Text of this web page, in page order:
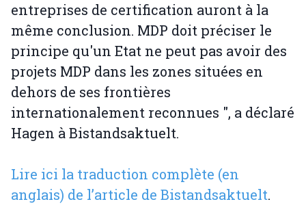
entreprises de certification auront à la
même conclusion. MDP doit préciser le
principe qu'un Etat ne peut pas avoir des
projets MDP dans les zones situées en
dehors de ses frontières
internationalement reconnues ", a déclaré
Hagen à Bistandsaktuelt.
Lire ici la traduction complète (en
anglais) de l’article de Bistandsaktuelt.